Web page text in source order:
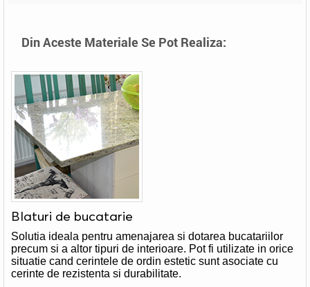
Din Aceste Materiale Se Pot Realiza:
Blaturi de bucatarie
Solutia ideala pentru amenajarea si dotarea bucatariilor
precum si a altor tipuri de interioare. Pot fi utilizate in orice
situatie cand cerintele de ordin estetic sunt asociate cu
cerinte de rezistenta si durabilitate.